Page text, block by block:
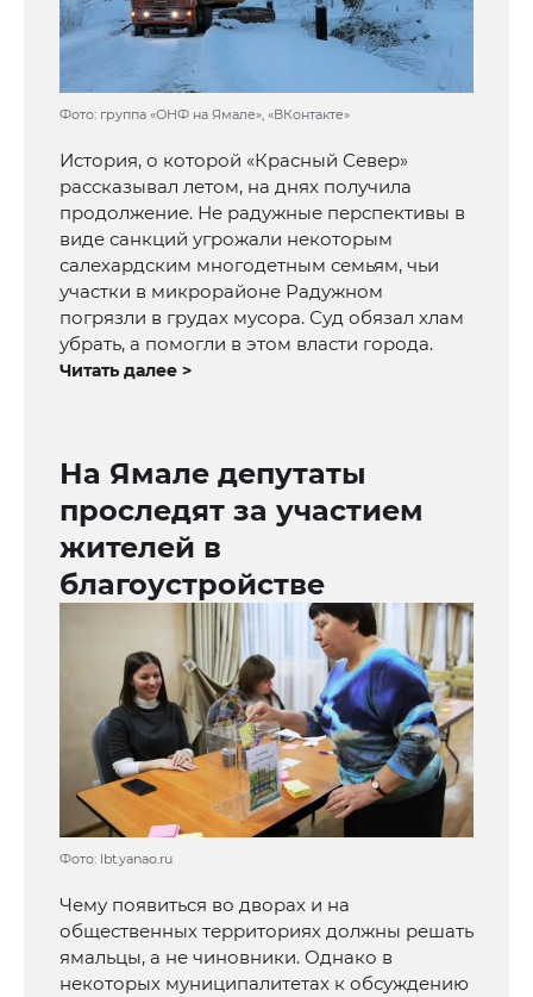
Фото: группа «ОНФ на Ямале», «ВКонтакте»
История, о которой «Красный Север»
рассказывал летом, на днях получила
продолжение. Не радужные перспективы в
виде санкций угрожали некоторым
салехардским многодетным семьям, чьи
участки в микрорайоне Радужном
погрязли в грудах мусора. Суд обязал хлам
убрать, а помогли в этом власти города.
Читать далее >
На Ямале депутаты
проследят за участием
жителей в
благоустройстве
Фото: lbt.yanao.ru
Чему появиться во дворах и на
общественных территориях должны решать
ямальцы, а не чиновники. Однако в
некоторых муниципалитетах к обсуждению